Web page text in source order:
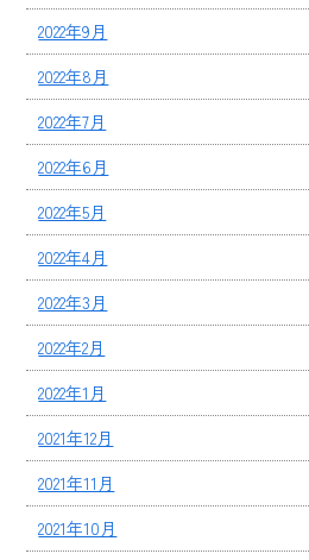
2022年9月
2022年8月
2022年7月
2022年6月
2022年5月
2022年4月
2022年3月
2022年2月
2022年1月
2021年12月
2021年11月
2021年10月